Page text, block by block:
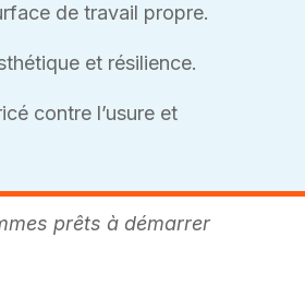
de travail propre.
et résilience.
contre l’usure et
prêts à démarrer